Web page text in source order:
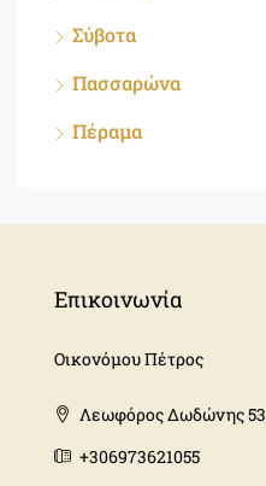
Σύβοτα
Πασσαρώνα
Πέραμα
Επικοινωνία
Οικονόμου Πέτρος
Λεωφόρος Δωδώνης
+306973621055